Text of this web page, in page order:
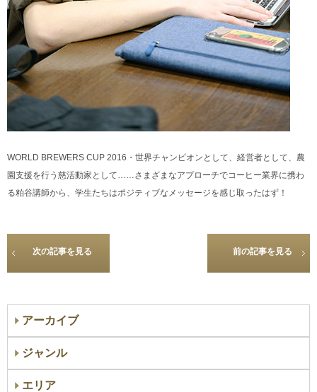
WORLD BREWERS CUP 2016 ・世界チャンピオンとして、経営者として、農
園支援を行う慈活動家として……さまざまなアプローチでコーヒー業界に携わ
る粕谷講師から、学生たちはポジティブなメッセージを感じ取ったはず！
次の記事を見る 前の記事を見る
アーカイブ
ジャンル
エリア